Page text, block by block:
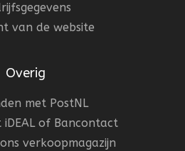
van de website
Overig
met PostNL
iDEAL of Bancontact
verkoopmagazijn